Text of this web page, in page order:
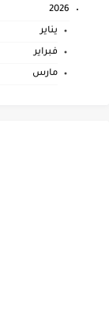
2026
يناير
فبراير
مارس